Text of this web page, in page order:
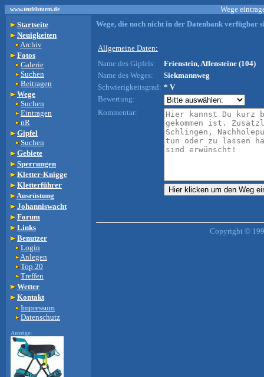
www.teufelsturm.de
Wege
Startseite
Neuigkeiten
Archiv
Fotos
Galerie
Suchen
Beitragen
Wege
Suchen
Eintragen
nR
Gipfel
Suchen
Gebiete
Sperrungen
Kletter-Knigge
Kletterführer
Ausrüstung
Johanniswacht
Forum
Links
Benutzer
Login
Anlegen
Top 20
Treffen
Wetter
Kontakt
Impressum
Datenschutz
Anzeige:
Wege, die noch nicht in der Datenbank verfügbar
Allgemeine Daten:
Name des Gipfels:
Frienstein, Affensteine (104)
Name des Weges:
Siekmannweg
Schwierigkeitsgrad: * V
Bewertung:
Kommentar:
Copyright ©